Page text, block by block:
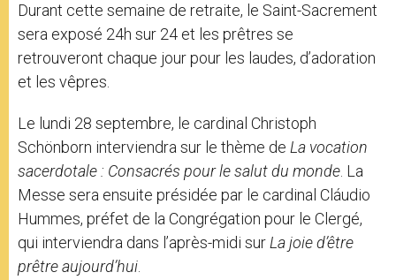
Durant cette semaine de retraite, le Saint-Sacrement
sera exposé 24h sur 24 et les prêtres se
retrouveront chaque jour pour les laudes, d’adoration
et les vêpres.
Le lundi 28 septembre, le cardinal Christoph
Schönborn interviendra sur le thème de La vocation
sacerdotale : Consacrés pour le salut du monde . La
Messe sera ensuite présidée par le cardinal Cláudio
Hummes, préfet de la Congrégation pour le Clergé,
qui interviendra dans l’après-midi sur La joie d’être
prêtre aujourd’hui